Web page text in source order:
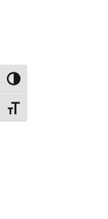
Alternar alto contraste
Alternar tamaño de letra